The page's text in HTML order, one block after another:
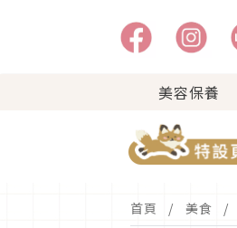
美容保養
首頁 美食